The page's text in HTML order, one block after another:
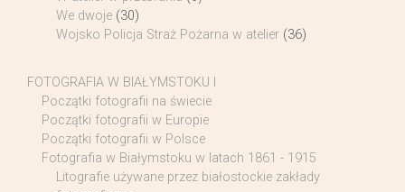
We dwoje (30)
Wojsko Policja Straż Pożarna w atelier (36)
FOTOGRAFIA W BIAŁYMSTOKU I
Początki fotografii na świecie
Początki fotografii w Europie
Początki fotografii w Polsce
Fotografia w Białymstoku w latach 1861 - 1915
Litografie używane przez białostockie zakłady